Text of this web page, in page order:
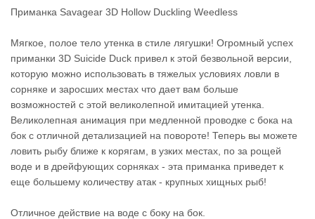
Приманка Savagear 3D Hollow Duckling Weedless
Мягкое, полое тело утенка в стиле лягушки! Огромный успех
приманки 3D Suicide Duck привел к этой безвольной версии,
которую можно использовать в тяжелых условиях ловли в
сорняке и заросших местах что дает вам больше
возможностей с этой великолепной имитацией утенка.
Великолепная анимация при медленной проводке с бока на
бок с отличной детализацией на повороте! Теперь вы можете
ловить рыбу ближе к корягам, в узких местах, по за рощей
воде и в дрейфующих сорняках - эта приманка приведет к
еще большему количеству атак - крупных хищных рыб!
Отличное действие на воде с боку на бок.